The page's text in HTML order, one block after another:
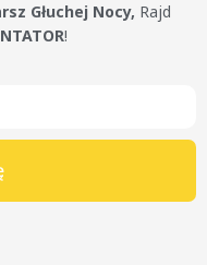
Głuchej Nocy, Rajd
!